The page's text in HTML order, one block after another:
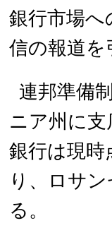
銀行市場へ
信の報道を
連邦準備
ニア州に
銀行は現時
り、ロサ
る。